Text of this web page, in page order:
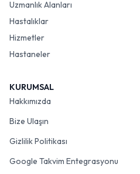
Uzmanlık Alanları
Hastalıklar
Hizmetler
Hastaneler
KURUMSAL
Hakkımızda
Bize Ulaşın
Gizlilik Politikası
Google Takvim Entegrasyonu